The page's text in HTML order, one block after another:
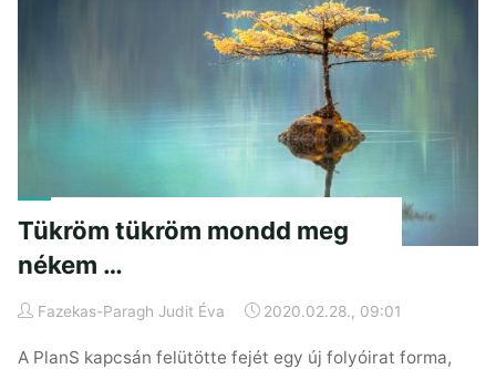
Tükröm tükröm mondd meg
nékem …
Fazekas-Paragh Judit Éva 2020.02.28., 09:01
A PlanS kapcsán felütötte fejét egy új folyóirat forma,